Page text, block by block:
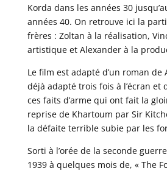
Korda dans les années 30
années 40. On retrouve ici la
frères : Zoltan à la réalisation,
artistique et Alexander à la
Le film est adapté d’un roman de
déjà adapté trois fois à l’écran et
ces faits d’arme qui ont fait la
reprise de Khartoum par Sir
la défaite terrible subie par les
Sorti à l’orée de la seconde
1939 à quelques mois de, « The